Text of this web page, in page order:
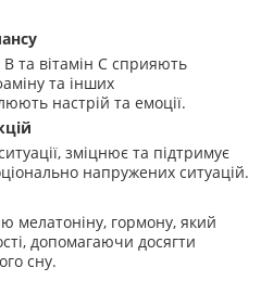
та вітамін C сприяють
та інших
настрій та емоції.
зміцнює та підтримує
напружених ситуацій.
мелатоніну, гормону, який
допомагаючи досягти
сну.